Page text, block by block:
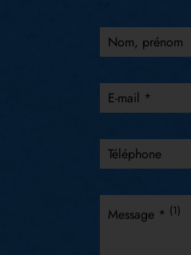
Nom, prénom
E-mail *
Téléphone
Message * (1)